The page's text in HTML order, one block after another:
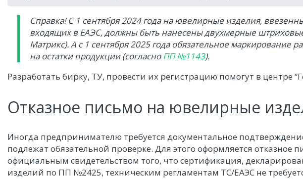
Справка! С 1 сентября 2024 года на ювелирные изделия,
входящих в ЕАЭС, должны быть нанесены двухмерные
Матрикс). А с 1 сентября 2025 года обязательное маркирование
на остатки продукции (согласноПП №1143).
Разработать бирку, ТУ, провести их регистрацию помогут в центре
Отказное письмо на ювелирные
Иногда предпринимателю требуется документальное
подлежат обязательной проверке. Для этого оформляется отказное
официальным свидетельством того, что сертификация,
изделий по ПП №2425, техническим регламентам ТС/ЕАЭС не